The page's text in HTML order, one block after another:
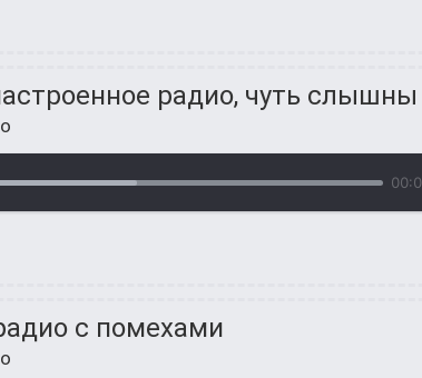
радио, чуть слышны
с помехами